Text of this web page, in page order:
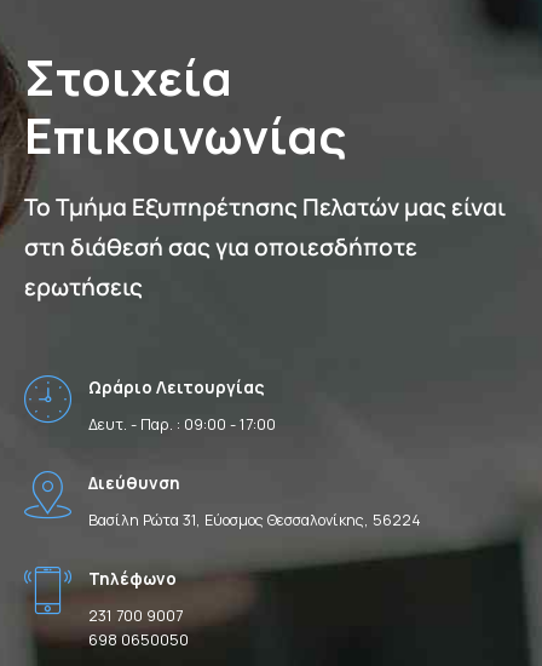
Στοιχεία
Επικοινωνίας
Το Τμήμα Εξυπηρέτησης Πελατών μας είναι
στη διάθεσή σας για οποιεσδήποτε
ερωτήσεις
Ωράριο Λειτουργίας
Δευτ. - Παρ. : 09:00 - 17:00
Διεύθυνση
Βασίλη Ρώτα 31, Εύοσμος Θεσσαλονίκης, 56224
Τηλέφωνο
231 700 9007
698 0650050